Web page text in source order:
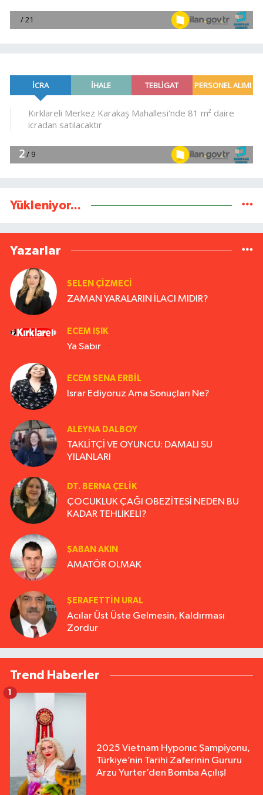
Yükleniyor...
Yazarlar
SELEN ÇİZMECİ
ZAMAN YARALARIN İLACI MIDIR?
ECEM IŞIK
Ya Sabır
ECEM SENA ERBIL
Israr Ediyoruz Ama Sonuçları Ne?
ALEYNA DALBOY
TAKLİTÇİ VE OYUNCU: DAMALI SU
YILANLARI
DT. BERNA ÇELIK
ÇOCUKLUK ÇAĞI OBEZİTESİ NEDEN BU
KADAR TEHLİKELİ?
ŞABAN AKIN
AMATÖR OLMAK
ŞERAFETTIN URAL
Acılar Üst Üste Gelmesin, Kaldırması
Zordur
Trend Haberler
2025 Vietnam Hyponıc Şampiyonu,
Türkiye’nin Tarihi Zaferinin Gururu
Arzu Yurter’den Bomba Açılış!
1